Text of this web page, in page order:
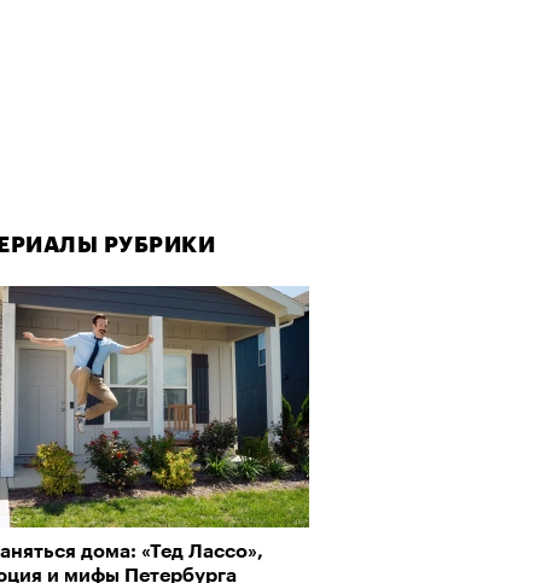
РУБРИКИ
дома: «Тед Лассо»,
и мифы Петербурга
РУБРИКИ
2025: Япония наносит
удар